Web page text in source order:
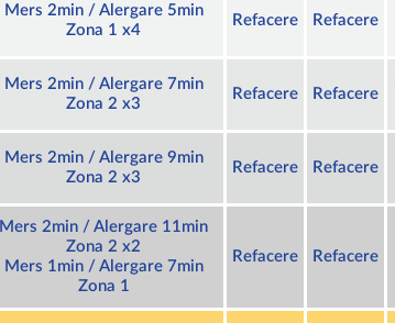
Mers 2min / Alergare 5min
Zona 1 x4
Refacere Refacere
Mers 2min / Alergare 7min
Zona 2 x3
Refacere Refacere
Mers 2min / Alergare 9min
Zona 2 x3
Refacere Refacere
Mers 2min / Alergare 11min
Zona 2 x2
Mers 1min / Alergare 7min
Zona 1
Refacere Refacere